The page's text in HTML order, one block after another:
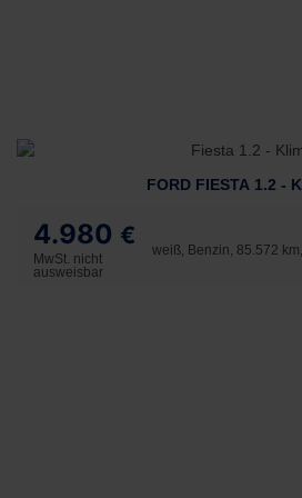
FORD FIESTA 1.2 -
4.980 €
MwSt. nicht
ausweisbar
weiß, Benzin, 85.572